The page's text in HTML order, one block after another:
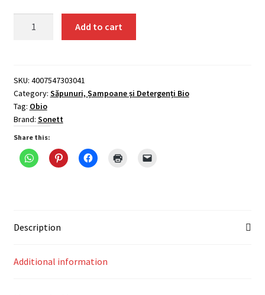
Sonett
quantity
Add to cart
SKU: 4007547303041
Category: Săpunuri, Șampoane și Detergenți Bio
Tag: Obio
Brand: Sonett
Share this:
Description
Additional information